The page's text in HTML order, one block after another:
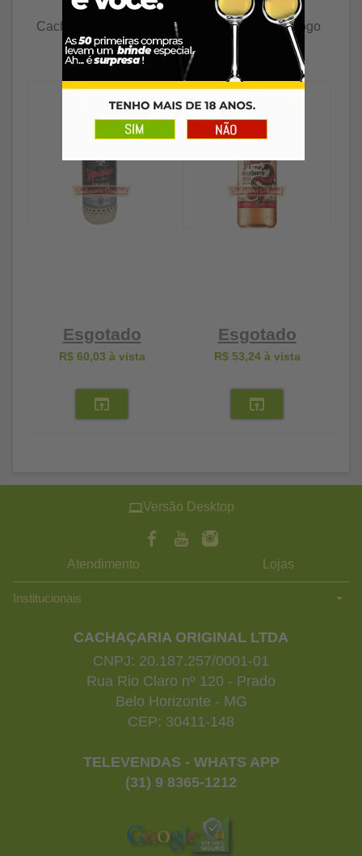
Cachaça Ypióca prata-
palha 965ml
Esgotado
R$ 60,03 à vista
Cachaça Ypioca Fogo
Santo 965ml
Esgotado
R$ 53,24à vista
Versão Desktop
Atendimento Lojas
Institucionais
CACHAÇARIA ORIGINAL LTDA
CNPJ: 20.187.257/0001-01
Rua Rio Claro nº 120 - Prado
Belo Horizonte - MG
CEP: 30411-148
TELEVENDAS - WHATS APP
(31) 9 8365-1212